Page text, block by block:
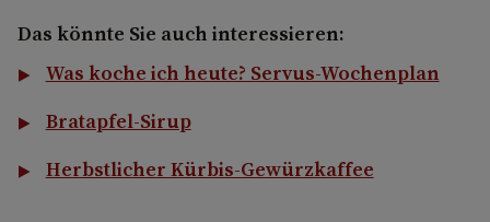
Das könnte Sie auch interessieren:
Was koche ich heute? Servus-Wochenplan
Bratapfel-Sirup
Herbstlicher Kürbis-Gewürzkaffee